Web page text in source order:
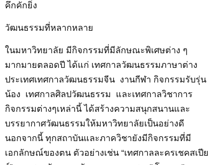
คึกคักยิ่ง
วัฒนธรรมที่หลากหลาย
ในมหาวิทยาลัย มีกิจกรรมที่มีลักษณะพิเศษต่าง ๆ
มากมายตลอดปี ได้แก่ เทศกาลวัฒนธรรมภาษาต่าง
ประเทศเทศกาลวัฒนธรรมจีน งานกีฬา กิจกรรมรับรุ่น
น้อง เทศกาลศิลปวัฒนธรรม และเทศกาลวิชาการ
กิจกรรมต่างๆเหล่านี้ ได้สร้างความสนุกสนานและ
บรรยากาศวัฒนธรรมให้มหาวิทยาลัยเป็นอย่างดี
นอกจากนี้ ทุกสถาบันและภาควิชายังมีกิจกรรมที่มี
เอกลักษณ์ของตน ตัวอย่างเช่น “เทศกาลละครเชคสเปีย